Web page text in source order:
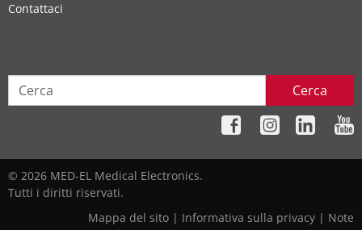
Contattaci
Cerca
© 2026 MED-EL Medical Electronics.
Tutti i diritti riservati.
Mappa del sito | Informativa sulla privacy | Note